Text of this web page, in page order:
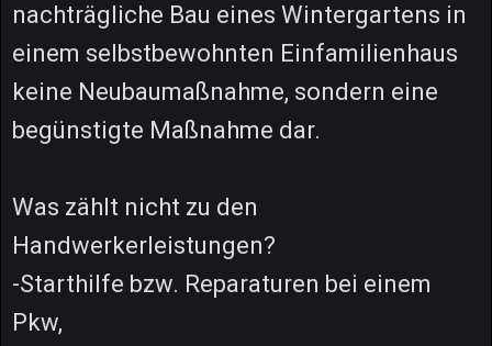
nachträgliche Bau eines Wintergartens in
einem selbstbewohnten Einfamilienhaus
keine Neubaumaßnahme, sondern eine
begünstigte Maßnahme dar.
Was zählt nicht zu den
Handwerkerleistungen?
-Starthilfe bzw. Reparaturen bei einem
Pkw,